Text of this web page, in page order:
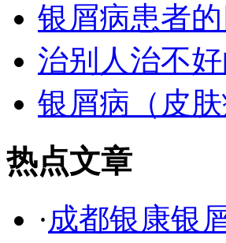
银屑病患者
治别人治不
银屑病（皮
热点文章
·成都银康银